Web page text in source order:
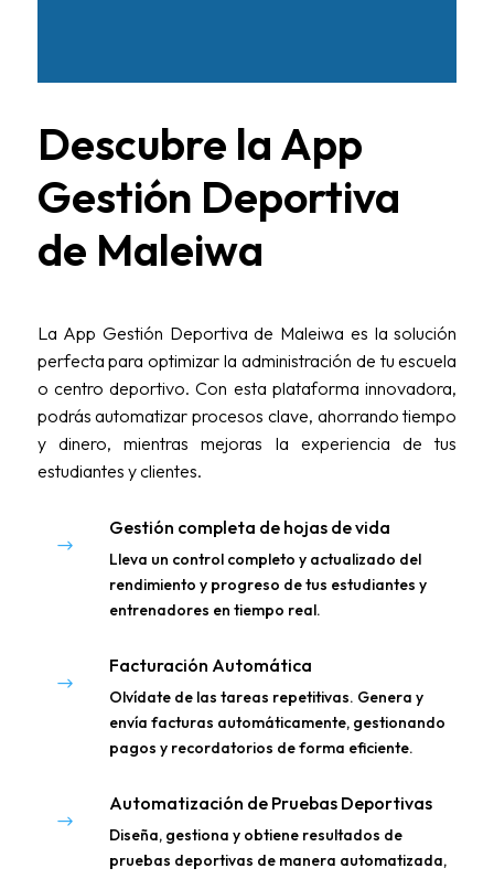
Descubre la App
Gestión Deportiva
de Maleiwa
La App Gestión Deportiva de Maleiwa es la solución
perfecta para optimizar la administración de tu escuela
o centro deportivo. Con esta plataforma innovadora,
podrás automatizar procesos clave, ahorrando tiempo
y dinero, mientras mejoras la experiencia de tus
estudiantes y clientes.
$
Gestión completa de hojas de vida
Lleva un control completo y actualizado del
rendimiento y progreso de tus estudiantes y
entrenadores en tiempo real.
$
Facturación Automática
Olvídate de las tareas repetitivas. Genera y
envía facturas automáticamente, gestionando
pagos y recordatorios de forma eficiente.
$
Automatización de Pruebas Deportivas
Diseña, gestiona y obtiene resultados de
pruebas deportivas de manera automatizada,